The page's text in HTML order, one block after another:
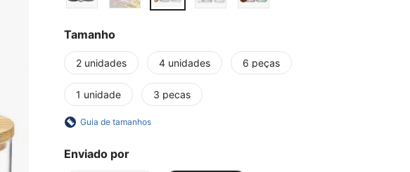
Tamanho
2 unidades 4 unidades 6 peças
1 unidade 3 pecas
Guia de tamanhos
Enviado por